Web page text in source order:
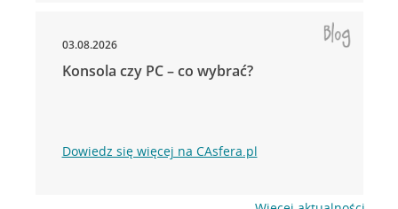
03.08.2026
Konsola czy PC – co wybrać?
Dowiedz się więcej na CAsfera.pl